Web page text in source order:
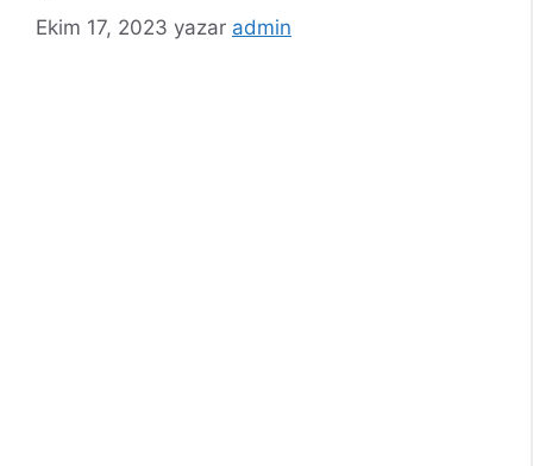
Ekim 17, 2023 yazar admin